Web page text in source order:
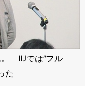
「IIJでは”フル
た